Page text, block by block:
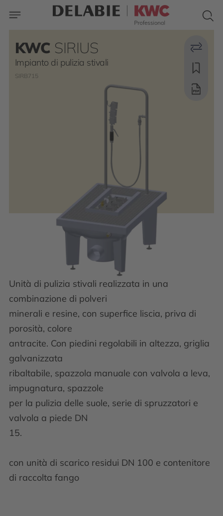
KWC SIRIUS
Impianto di pulizia stivali
SIRB715
Unità di pulizia stivali realizzata in una
combinazione di polveri
minerali e resine, con superfice liscia, priva di
porosità, colore
antracite. Con piedini regolabili in altezza, griglia
galvanizzata
ribaltabile, spazzola manuale con valvola a leva,
impugnatura, spazzole
per la pulizia delle suole, serie di spruzzatori e
valvola a piede DN
15.
con unità di scarico residui DN 100 e contenitore
di raccolta fango